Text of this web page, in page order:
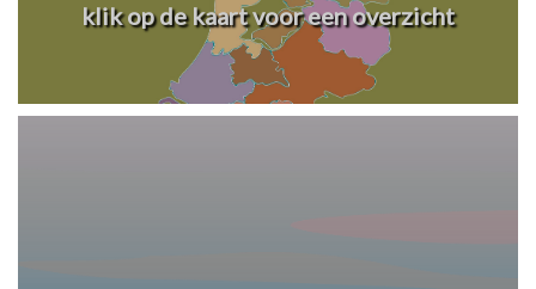
klik op de kaart voor een overzicht